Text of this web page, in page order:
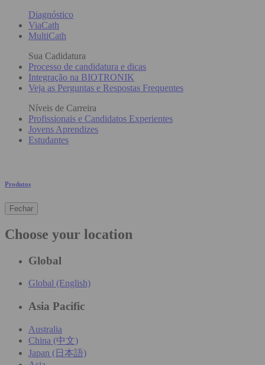
Diagnóstico
ViaCath
MultiCath
Sua Cadidatura
Processo de candidatura e dicas
Integração na BIOTRONIK
Veja as Perguntas e Respostas Frequentes
Níveis de Carreira
Profissionais e Candidatos Experientes
Jovens Aprendizes
Estudantes
Produtos
Fechar
Choose your location
Global
Global (English)
Asia Pacific
Australia
China (中文)
Japan (日本語)